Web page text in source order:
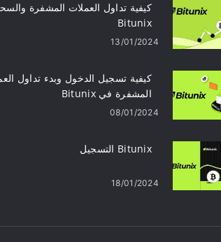
كيفية تداول العملات المشفرة
Bitunix
13/01/2024
كيفية تسجيل الدخول وبدء تداول
المشفرة في Bitunix
08/01/2024
Bitunix التسجيل
18/01/2024